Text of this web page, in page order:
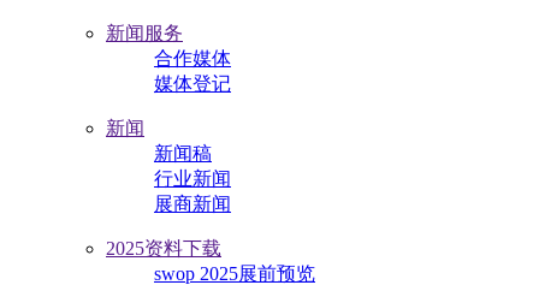
新闻服务
合作媒体
媒体登记
新闻
新闻稿
行业新闻
展商新闻
2025资料下载
swop 2025展前预览